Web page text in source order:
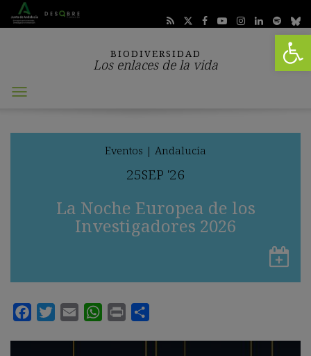
Abrir
BIODIVERSIDAD
Los enlaces de la vida
Abrir
Eventos | Andalucía
25SEP '26
La Noche Europea de los
Investigadores 2026